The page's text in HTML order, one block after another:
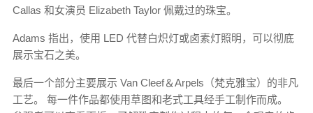
Callas 和女演员 Elizabeth Taylor 佩戴过的珠宝。
Adams 指出，使用 LED 代替白炽灯或卤素灯照明，可以彻底
展示宝石之美。
最后一个部分主要展示 Van Cleef＆Arpels（梵克雅宝）的非凡
工艺。 每一件作品都使用草图和老式工具经手工制作而成。